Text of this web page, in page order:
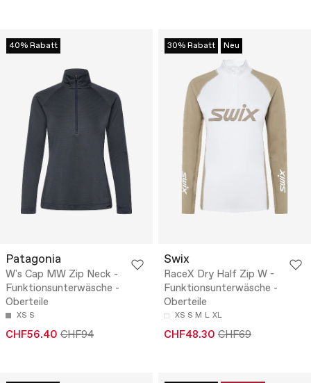
40% Rabatt
Patagonia
W's Cap MW Zip Neck -
Funktionsunterwäsche -
Oberteile
XS S
CHF56.40 CHF94
30% Rabatt Neu
Swix
RaceX Dry Half Zip W -
Funktionsunterwäsche -
Oberteile
XS S M L XL
CHF48.30 CHF69